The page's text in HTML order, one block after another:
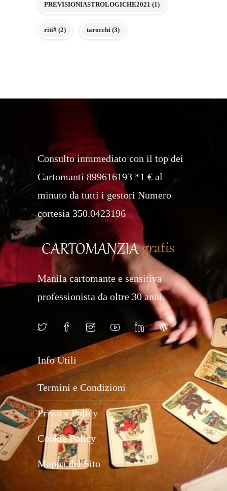
PREVISIONIASTROLOGICHE2021 (1)
riti# (2) tarocchi (3)
Consulto inmmediato con il top dei
Cartomanti 899616193 *1 € al
minuto da tutti i gestori Numero
cortesia 350.0423196
Manila cartomante e sensitiva
professionista da oltre 30 anni.
Info Utili
Termini e Condizioni
Privacy Policy
Cookie Policy
Mappa del Sito